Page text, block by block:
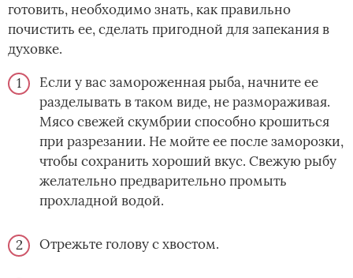
готовить, необходимо знать, как правильно
почистить ее, сделать пригодной для запекания в
духовке.
Если у вас замороженная рыба, начните ее
разделывать в таком виде, не размораживая.
Мясо свежей скумбрии способно крошиться
при разрезании. Не мойте ее после заморозки,
чтобы сохранить хороший вкус. Свежую рыбу
желательно предварительно промыть
прохладной водой.
Отрежьте голову с хвостом.